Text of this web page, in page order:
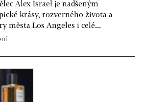
Alex Israel je nadšeným
krásy, rozverného života a
města Los Angeles i celé...